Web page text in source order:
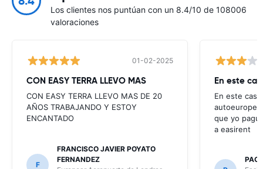
Los clientes nos puntúan con un 8.4/10 de 108006
valoraciones
01-02-2025
CON EASY TERRA LLEVO MAS
CON EASY TERRA LLEVO MAS DE 20
AÑOS TRABAJANDO Y ESTOY
ENCANTADO
F
FRANCISCO JAVIER POYATO
FERNANDEZ
En este
En este
autoeurope
que yo
a easirent